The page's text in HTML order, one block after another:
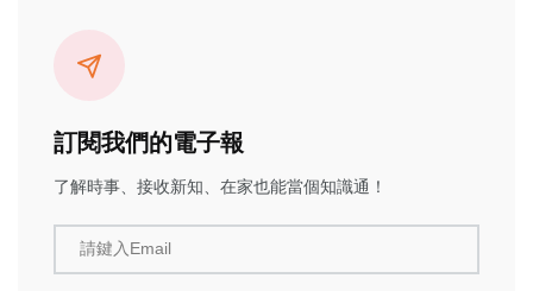
訂閱我們的電子報
了解時事、接收新知、在家也能當個知識通！
請鍵入Email